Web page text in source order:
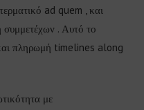
ad quem , και
. Αυτό το
πληρωμή timelines along
με